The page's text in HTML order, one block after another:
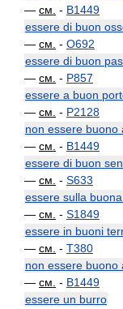
— см. - B1449
essere di buon
— см. - O692
essere di buon
— см. - P857
essere a buon
— см. - P2128
non essere buono
— см. - B1449
essere di buon
— см. - S633
essere sulla
— см. - S1849
essere in buoni
— см. - T380
non essere buono
— см. - B1449
essere un burro